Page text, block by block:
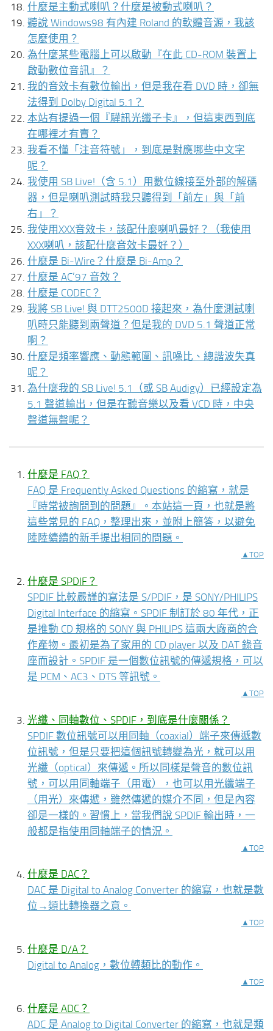
什麼是主動式喇叭？什麼是被動式喇叭？
聽說 Windows98 有內建 Roland 的軟體音源，我該
怎麼使用？
為什麼某些電腦上可以啟動『在此 CD-ROM 裝置上
啟動數位音訊』？
我的音效卡有數位輸出，但是我在看 DVD 時，卻無
法得到 Dolby Digital 5.1？
本站有提過一個『驊訊光纖子卡』，但這東西到底
在哪裡才有賣？
我看不懂「注音符號」，到底是對應哪些中文字
呢？
我使用 SB Live!（含 5.1）用數位線接至外部的解碼
器，但是喇叭測試時我只聽得到「前左」與「前
右」？
我使用XXX音效卡，該配什麼喇叭最好？（我使用
XXX喇叭，該配什麼音效卡最好？）
什麼是 Bi-Wire？什麼是 Bi-Amp？
什麼是 AC’97 音效？
什麼是 CODEC？
我將 SB Live! 與 DTT2500D 接起來，為什麼測試喇
叭時只能聽到兩聲道？但是我的 DVD 5.1 聲道正常
啊？
什麼是頻率響應、動態範圍、訊噪比、總諧波失真
呢？
為什麼我的 SB Live! 5.1（或 SB Audigy）已經設定為
5.1 聲道輸出，但是在聽音樂以及看 VCD 時，中央
聲道無聲呢？
什麼是 FAQ？
FAQ 是 Frequently Asked Questions 的縮寫，就是
『時常被詢問到的問題』。本站這一頁，也就是將
這些常見的 FAQ，整理出來，並附上簡答，以避免
陸陸續續的新手提出相同的問題。
▲TOP
什麼是 SPDIF？
SPDIF 比較嚴謹的寫法是 S/PDIF，是 SONY/PHILIPS
Digital Interface 的縮寫。SPDIF 制訂於 80 年代，正
是推動 CD 規格的 SONY 與 PHILIPS 這兩大廠商的合
作產物。最初是為了家用的 CD player 以及 DAT 錄音
座而設計。SPDIF 是一個數位訊號的傳遞規格，可以
是 PCM、AC3、DTS 等訊號。
▲TOP
光纖、同軸數位、SPDIF，到底是什麼關係？
SPDIF 數位訊號可以用同軸（coaxial）端子來傳遞數
位訊號，但是只要把這個訊號轉變為光，就可以用
光纖（optical）來傳遞。所以同樣是聲音的數位訊
號，可以用同軸端子（用電），也可以用光纖端子
（用光）來傳遞，雖然傳遞的媒介不同，但是內容
卻是一樣的。習慣上，當我們說 SPDIF 輸出時，一
般都是指使用同軸端子的情況。
▲TOP
什麼是 DAC？
DAC 是 Digital to Analog Converter 的縮寫，也就是數
位→類比轉換器之意。
▲TOP
什麼是 D/A？
Digital to Analog，數位轉類比的動作。
▲TOP
什麼是 ADC？
ADC 是 Analog to Digital Converter 的縮寫，也就是類